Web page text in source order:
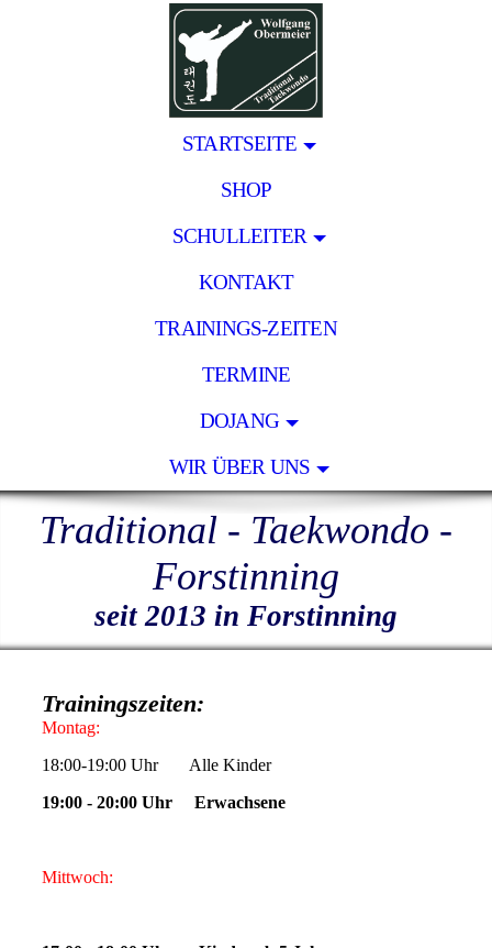
STARTSEITE
SHOP
SCHULLEITER
KONTAKT
TRAININGS-ZEITEN
TERMINE
DOJANG
WIR ÜBER UNS
Traditional - Taekwondo -
Forstinning
seit 2013 in Forstinning
Trainingszeiten:
Montag:
18:00-19:00 Uhr Alle Kinder
19:00 - 20:00 Uhr Erwachsene
Mittwoch: